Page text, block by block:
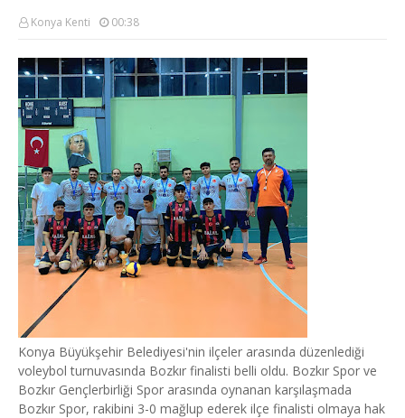
Konya Kenti 00:38
Konya Büyükşehir Belediyesi'nin ilçeler arasında düzenlediği
voleybol turnuvasında Bozkır finalisti belli oldu. Bozkır Spor ve
Bozkır Gençlerbirliği Spor arasında oynanan karşılaşmada
Bozkır Spor, rakibini 3-0 mağlup ederek ilçe finalisti olmaya hak